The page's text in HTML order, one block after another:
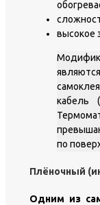
высокое
кабель
по
Плёночный
Одним из